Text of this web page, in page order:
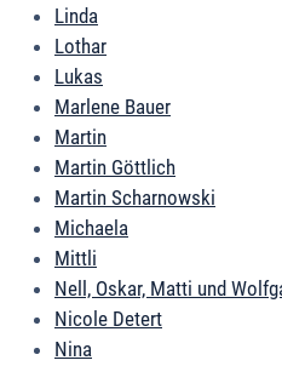
Linda
Lothar
Lukas
Marlene Bauer
Martin
Martin Göttlich
Martin Scharnowski
Michaela
Mittli
Nell, Oskar, Matti und
Nicole Detert
Nina